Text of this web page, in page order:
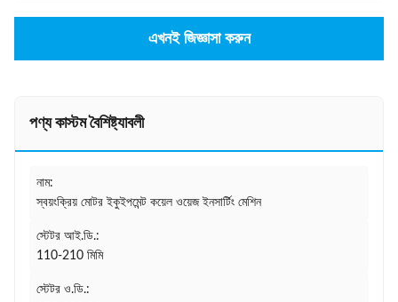
এখনই জিজ্ঞাসা করুন
পণ্য কাস্টম বৈশিষ্ট্যাবলী
নাম:
স্বয়ংক্রিয় মোটর ইকুইপমেন্ট কয়েল ওয়েজ ইনসার্টিং মেশিন
স্টেটর আই.ডি.:
110-210 মিমি
স্টেটর ও.ডি.: